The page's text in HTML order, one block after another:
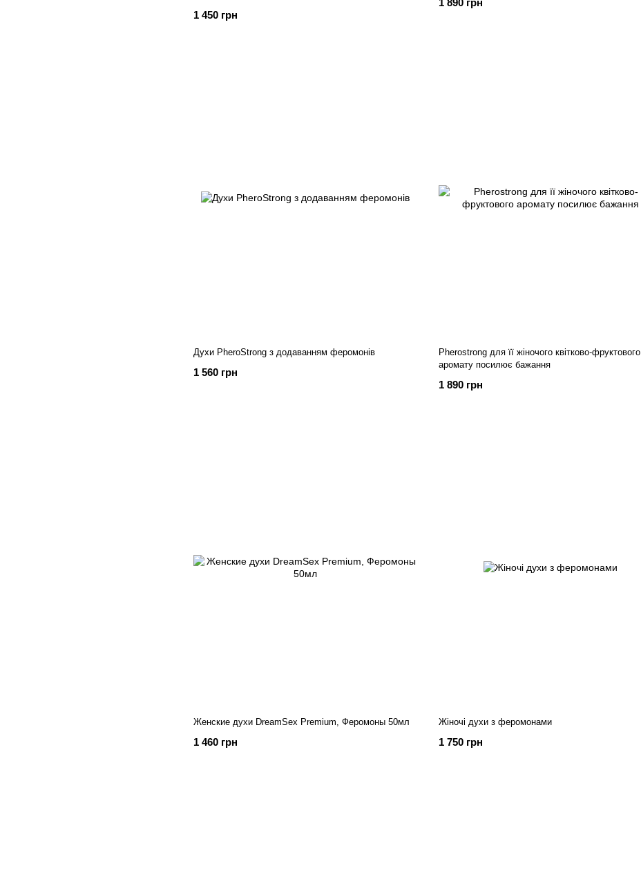
1 450 грн
1 890 грн
Духи PheroStrong з додаванням феромонів
1 560 грн
Pherostrong для її жіночого квітково-фруктового
аромату посилює бажання
1 890 грн
Женские духи DreamSex Premium, Феромоны 50мл
1 460 грн
Жіночі духи з феромонами
1 750 грн